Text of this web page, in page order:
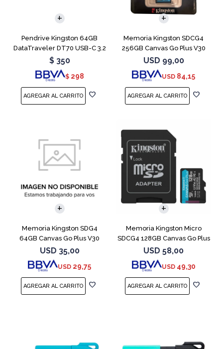
Pendrive Kingston 64GB
DataTraveler DT70 USB-C 3.2
$ 350
$ 298
Memoria Kingston SDCG4
256GB Canvas Go Plus V30
USD 99,00
USD 84,15
Memoria Kingston SDG4
64GB Canvas Go Plus V30
USD 35,00
USD 29,75
Memoria Kingston Micro
SDCG4 128GB Canvas Go Plus
V30
USD 58,00
USD 49,30